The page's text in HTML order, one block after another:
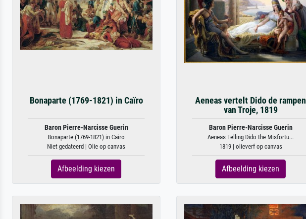
Bonaparte (1769-1821) in Caïro
Baron Pierre-Narcisse Guerin
Bonaparte (1769-1821) in Cairo
Niet gedateerd | Olie op canvas
Afbeelding kiezen
Aeneas vertelt Dido de rampen
van Troje, 1819
Baron Pierre-Narcisse Guerin
Aeneas Telling Dido the Misfortu...
1819 | olieverf op canvas
Afbeelding kiezen